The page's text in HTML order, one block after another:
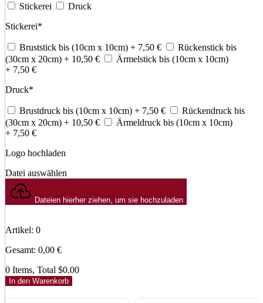
Stickerei
Druck
Stickerei*
Bruststick bis (10cm x 10cm) + 7,50 €
Rückenstick bis
(30cm x 20cm) + 10,50 €
Ärmelstick bis (10cm x 10cm)
+ 7,50 €
Druck*
Brustdruck bis (10cm x 10cm) + 7,50 €
Rückendruck bis
(30cm x 20cm) + 10,50 €
Ärmeldruck bis (10cm x 10cm)
+ 7,50 €
Logo hochladen
Datei auswählen
Dateien hierher ziehen, um sie hochzuladen
Artikel: 0
Gesamt: 0,00 €
0 Items, Total $0.00
In den Warenkorb